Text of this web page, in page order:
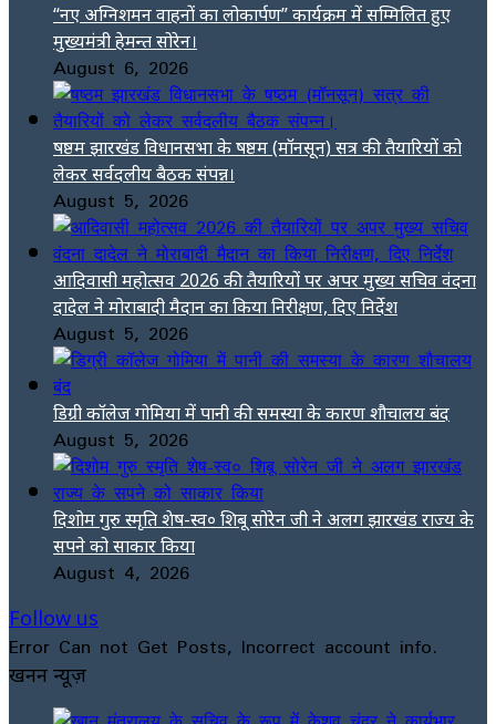
“नए अग्निशमन वाहनों का लोकार्पण” कार्यक्रम में सम्मिलित हुए
मुख्यमंत्री हेमन्त सोरेन।
August 6, 2026
षष्ठम झारखंड विधानसभा के षष्ठम (मॉनसून) सत्र की तैयारियों को
लेकर सर्वदलीय बैठक संपन्न।
August 5, 2026
आदिवासी महोत्सव 2026 की तैयारियों पर अपर मुख्य सचिव वंदना
दादेल ने मोराबादी मैदान का किया निरीक्षण, दिए निर्देश
August 5, 2026
डिग्री कॉलेज गोमिया में पानी की समस्या के कारण शौचालय बंद
August 5, 2026
दिशोम गुरु स्मृति शेष-स्व० शिबू सोरेन जी ने अलग झारखंड राज्य के
सपने को साकार किया
August 4, 2026
Follow us
Error Can not Get Posts, Incorrect account info.
खनन न्यूज़